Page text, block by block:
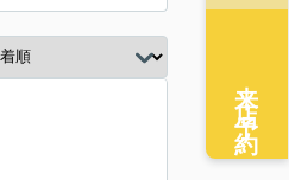
来店予約